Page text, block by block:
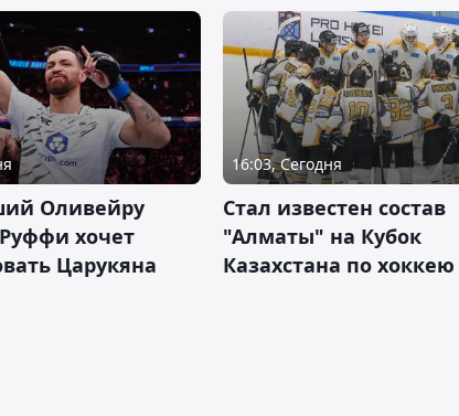
Оливейру
хочет
Царукяна
16:03, Сегодня
Стал известен состав
"Алматы" на Кубок
Казахстана по хоккею